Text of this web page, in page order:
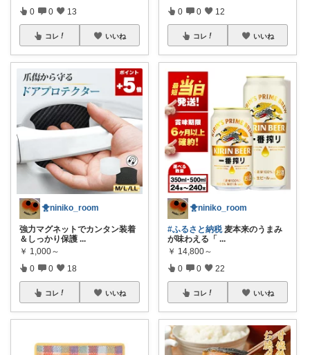
0 0 13
コレ いいね
🐥niniko_room
強力マグネットでカンタン装着
＆しっかり保護 ...
￥ 1,000～
0 0 18
コレ いいね
0 0 12
コレ いいね
🐥niniko_room
#ふるさと納税麦本来のうまみ
が味わえる「 ...
￥ 14,800～
0 0 22
コレ いいね